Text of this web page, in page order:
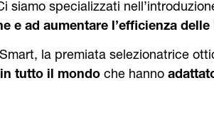
specializzati
e ad aumentare l’efficienza
la premiata selezionatrice
tutto il mondo che hanno